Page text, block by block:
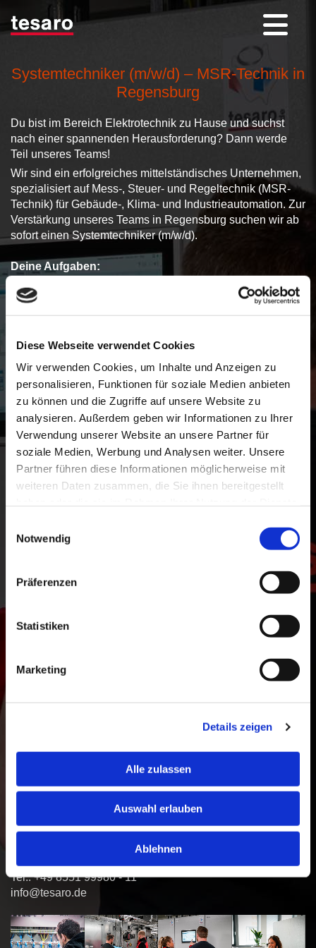
Diese Webseite verwendet Cookies
Wir verwenden Cookies, um Inhalte und Anzeigen zu
personalisieren, Funktionen für soziale Medien anbieten
zu können und die Zugriffe auf unsere Website zu
analysieren. Außerdem geben wir Informationen zu Ihrer
Verwendung unserer Website an unsere Partner für
soziale Medien, Werbung und Analysen weiter. Unsere
Partner führen diese Informationen möglicherweise mit
weiteren Daten zusammen, die Sie ihnen bereitgestellt
Notwendig
Präferenzen
Statistiken
Marketing
Details zeigen
Alle zulassen
Auswahl erlauben
Ablehnen
Systemtechniker (m/w/d) – MSR-Technik in
Regensburg
Du bist im Bereich Elektrotechnik zu Hause und suchst
nach einer spannenden Herausforderung? Dann werde
Teil unseres Teams!
Wir sind ein erfolgreiches mittelständisches Unternehmen,
spezialisiert auf Mess-, Steuer- und Regeltechnik (MSR-
Technik) für Gebäude-, Klima- und Industrieautomation. Zur
Verstärkung unseres Teams in Regensburg suchen wir ab
sofort einen Systemtechniker (m/w/d).
Deine Aufgaben:
Service, Wartung und Inbetriebnahme von MSR-
Anlagen im Bereich Gebäude- und Klimatechnik
Fehleranalyse und Behebung von Störungen an
Technische Betreuung von Projekten vor Ort,
überwiegend in Bayern
Dein Profil:
Abgeschlossene elektrotechnische Ausbildung, z. B.
als Techniker, Meister oder Elektrotechniker (m/w/d)
Selbstständige und eigenverantwortliche
Idealerweise Kenntnisse in der Heizung-, Lüftung-
und Klimatechnik (HLK)
Firmenfahrzeug, auch zur privaten Nutzung
Abwechslungsreiche Projekte und moderne
Arbeitsmittel
Du suchst eine langfristige und anspruchsvolle Aufgabe in
einem modernen Unternehmen? Dann freuen wir uns auf
deine vollständige Bewerbung inklusive
tesaro Gebäudeleittechnik GmbH
93055 Regensburg
Tel.: +49 8551 99980 - 11
info@tesaro.de